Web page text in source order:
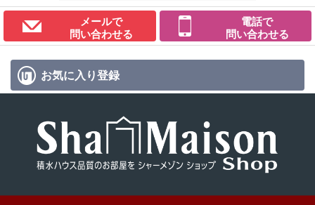
メールで
問い合わせる
電話で
問い合わせる
お気に入り登録